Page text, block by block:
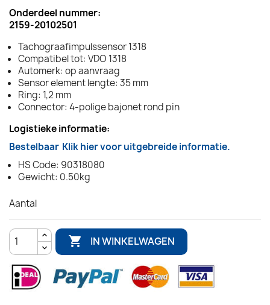
Onderdeel nummer:
2159-20102501
Tachograafimpulssensor 1318
Compatibel tot: VDO 1318
Automerk: op aanvraag
Sensor element lengte: 35 mm
Ring: 1,2 mm
Connector: 4-polige bajonet rond pin
Logistieke informatie:
Bestelbaar Klik hier voor uitgebreide informatie.
HS Code: 90318080
Gewicht: 0.50kg
Aantal
 IN WINKELWAGEN